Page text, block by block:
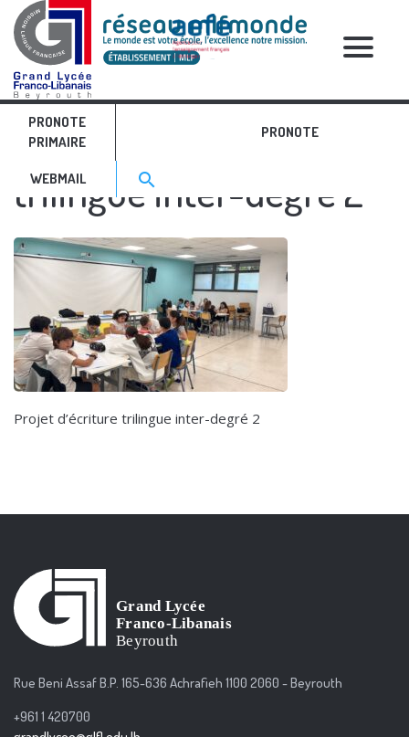
PRONOTE
PRIMAIRE
PRONOTE
WEBMAIL Search for:>
search
RELATIVE POSTS
Projet d’écriture
trilingue inter-degré 2
Projet d’écriture trilingue inter-degré 2
Rue Beni Assaf B.P. 165-636 Achrafieh 1100 2060 - Beyrouth
+961 1 420700